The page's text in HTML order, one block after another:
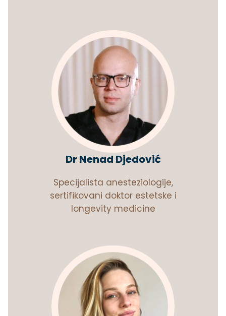
Dr Nenad Djedović
Specijalista anesteziologije,
sertifikovani doktor estetske i
longevity medicine